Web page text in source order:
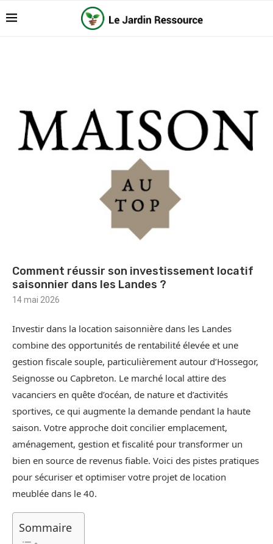
Comment réussir son investissement locatif
saisonnier dans les Landes ?
14 mai 2026
Investir dans la location saisonnière dans les Landes
combine des opportunités de rentabilité élevée et une
gestion fiscale souple, particulièrement autour d’Hossegor,
Seignosse ou Capbreton. Le marché local attire des
vacanciers en quête d’océan, de nature et d’activités
sportives, ce qui augmente la demande pendant la haute
saison. Votre approche doit concilier emplacement,
aménagement, gestion et fiscalité pour transformer un
bien en source de revenus fiable. Voici des pistes pratiques
pour sécuriser et optimiser votre projet de location
meublée dans le 40.
Sommaire